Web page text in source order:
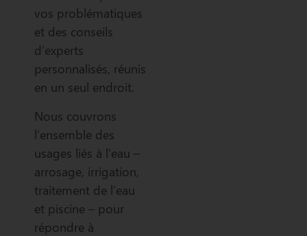
vos problématiques
et des conseils
d’experts
personnalisés, réunis
en un seul endroit.
Nous couvrons
l’ensemble des
usages liés à l’eau –
arrosage, irrigation,
traitement de l’eau
et piscine – pour
répondre à